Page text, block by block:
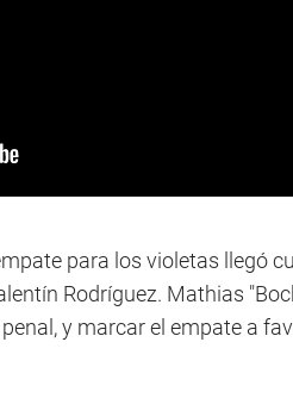
para los violetas llegó
Rodríguez. Mathias
y marcar el empate a